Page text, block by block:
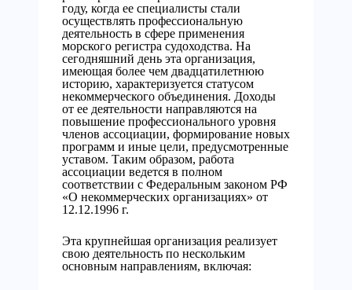
году, когда ее специалисты стали
осуществлять профессиональную
деятельность в сфере применения
морского регистра судоходства. На
сегодняшний день эта организация,
имеющая более чем двадцатилетнюю
историю, характеризуется статусом
некоммерческого объединения. Доходы
от ее деятельности направляются на
повышение профессионального уровня
членов ассоциации, формирование новых
программ и иные цели, предусмотренные
уставом. Таким образом, работа
ассоциации ведется в полном
соответствии с Федеральным законом РФ
«О некоммерческих организациях» от
12.12.1996 г.
Эта крупнейшая организация реализует
свою деятельность по нескольким
основным направлениям, включая: